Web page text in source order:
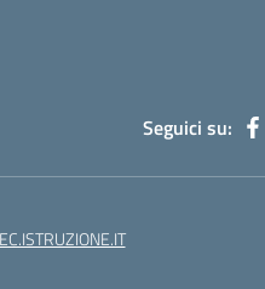
Seguici su: